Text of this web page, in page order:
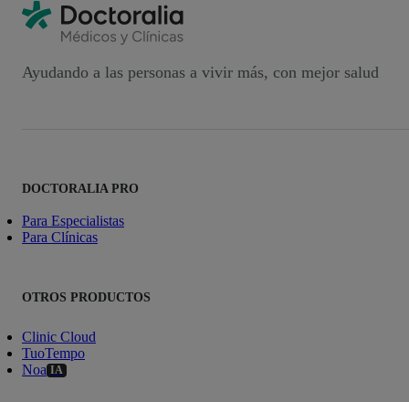
Ayudando a las personas a vivir más, con mejor salud
DOCTORALIA PRO
Para Especialistas
Para Clínicas
OTROS PRODUCTOS
Clinic Cloud
TuoTempo
Noa IA